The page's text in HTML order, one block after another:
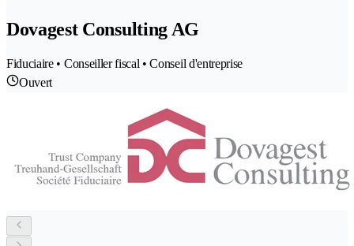
Dovagest Consulting AG
Fiduciaire • Conseiller fiscal • Conseil d'entreprise
Ouvert